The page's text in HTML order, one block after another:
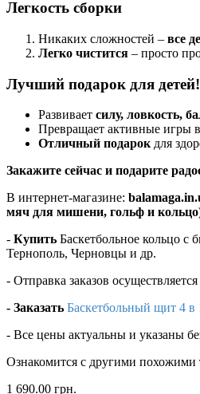
Легкость сборки
Никаких сложностей – все
Легко чистится – просто
Лучший подарок для детей!
Развивает силу, ловкость,
Превращает активные игры в
Отличный подарок для
Закажите сейчас и подарите
В интернет-магазине:
мяч для мишени, гольф и
- Купить Баскетбольное кольцо
Тернополь, Черновцы и др.
- Отправка заказов
- Заказать Баскетбольный щит 4 в
- Все цены актуальны и указаны
Ознакомится с другими похожими
1 690.00 грн.